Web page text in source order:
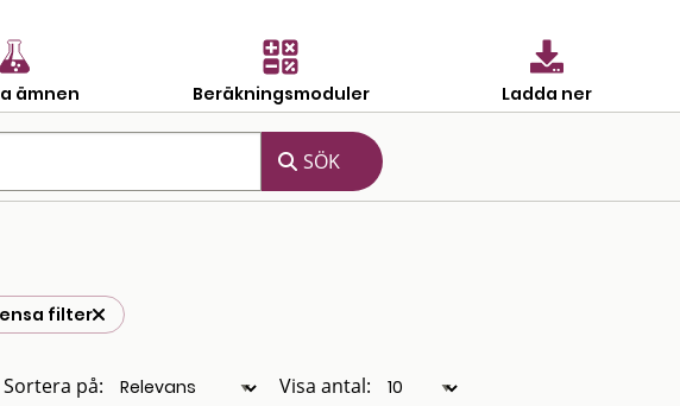
ämnen Beräkningsmoduler Ladda ner
filter
Sortera på: Visa antal: